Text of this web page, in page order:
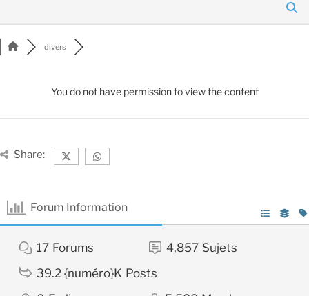
divers
You do not have permission to view the content
Share:
Forum Information
17 Forums 4,857 Sujets
39.2 {numéro}K Posts